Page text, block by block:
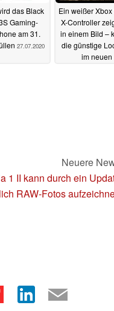
das Black
Gaming-
am 31.
27.07.2020
Ein weißer
X-Controller
in einem Bild –
die günstige
im neuen
Neuere
1 II kann durch ein
RAW-Fotos